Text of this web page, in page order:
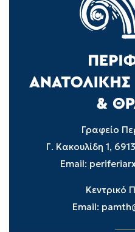
Γραφείο
Γ. Κακουλίδη 1,
Email:
Κεντρικό
Email: